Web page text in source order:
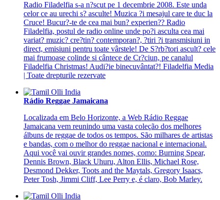
Radio Filadelfia s-a n?scut pe 1 decembrie 2008. Este unda
celor ce au urechi s? asculte! Muzica ?i mesajul care te duc la
Cruce! Bucur?-te de cea mai bun? experien?? Radio
Filadelfia, postul de radio online unde po?i asculta cea mai
variat? muzic? cre?tin? contemporan?, ?tiri ?i transmisiuni in
direct, emisiuni pentru toate vârstele! De S?rb?tori ascult? cele
mai frumoase colinde si cântece de Cr?ciun, pe canalul
Filadelfia Christmas! Audi?ie binecuvântat?! Filadelfia Media
| Toate drepturile rezervate
Rádio Reggae Jamaicana
Localizada em Belo Horizonte, a Web Rádio Reggae
Jamaicana vem reunindo uma vasta coleção dos melhores
álbuns de reggae de todos os tempos. São milhares de artistas
e bandas, com o melhor do reggae nacional e internacional.
Aqui você vai ouvir grandes nomes, como: Burning Spear,
Dennis Brown, Black Uhuru, Alton Ellis, Michael Rose,
Desmond Dekker, Toots and the Maytals, Gregory Isaacs,
Peter Tosh, Jimmi Cliff, Lee Perry e, é claro, Bob Marley.